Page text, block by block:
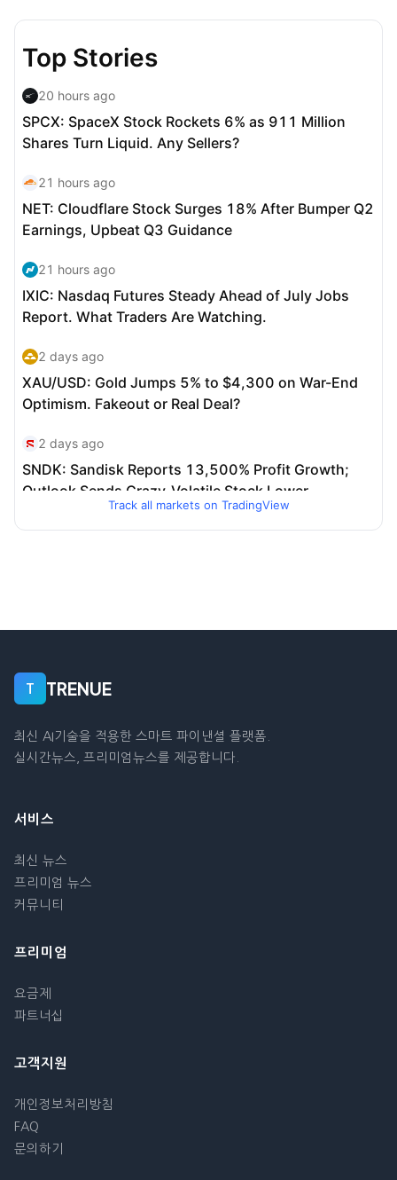
Track all markets on TradingView
T TRENUE
최신 AI기술을 적용한 스마트 파이낸셜 플랫폼.
실시간뉴스, 프리미엄뉴스를 제공합니다.
서비스
최신 뉴스
프리미엄 뉴스
커뮤니티
프리미엄
요금제
파트너십
고객지원
개인정보처리방침
FAQ
문의하기